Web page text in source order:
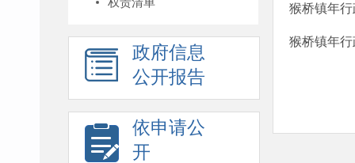
政府信息
公开报告
依申请公
开
猴桥镇年
猴桥镇年